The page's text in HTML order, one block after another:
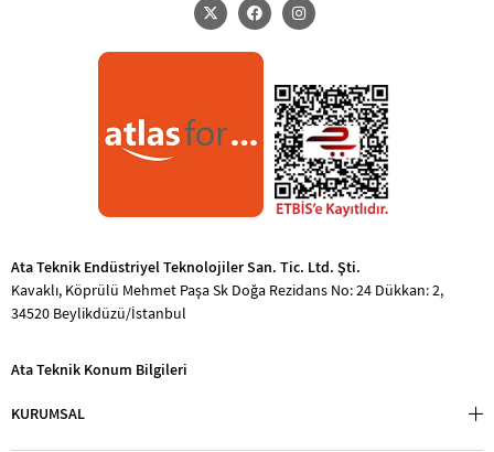
Ata Teknik Endüstriyel Teknolojiler San. Tic. Ltd. Şti.
Kavaklı, Köprülü Mehmet Paşa Sk Doğa Rezidans No: 24 Dükkan: 2,
34520 Beylikdüzü/İstanbul
Ata Teknik Konum Bilgileri
KURUMSAL